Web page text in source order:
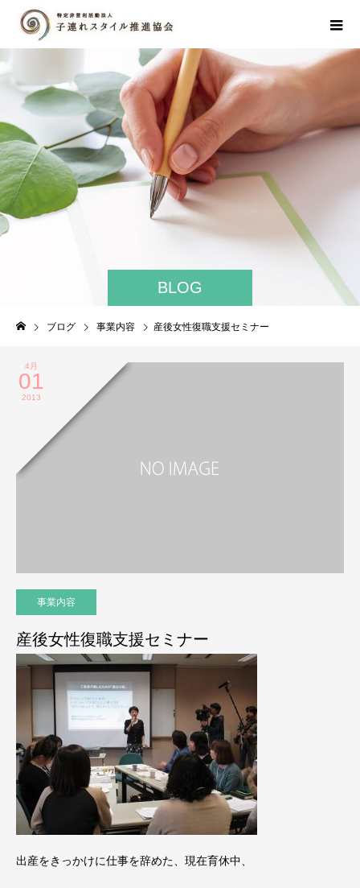
BLOG
ブログ 事業内容 産後女性復職支援セミナー
4月
01
2013
事業内容
産後女性復職支援セミナー
出産をきっかけに仕事を辞めた、現在育休中、